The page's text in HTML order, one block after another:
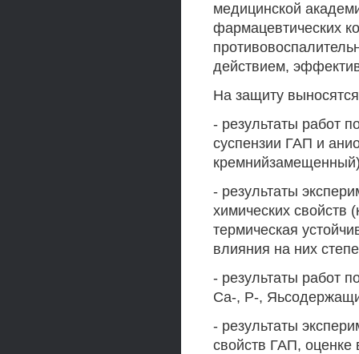
медицинской
фармацевтических
действием,
На защиту
- результаты работ
суспензии ГАП и
- результаты
химических свойств
термическая
влияния на них
- результаты работ
Са-, Р-,
- результаты
свойств ГАП, оценке